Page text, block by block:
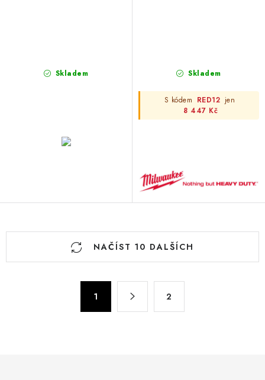
Skladem Skladem
S kódem RED12 jen
8 447 Kč
O
NAČÍST 10 DALŠÍCH
1 2